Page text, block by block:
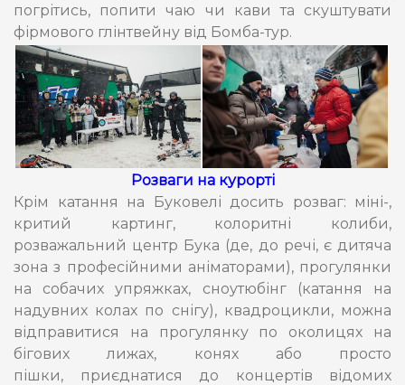
погрітись, попити чаю чи кави та скуштувати
фірмового глінтвейну від Бомба-тур.
Розваги на курорті
Крім катання на Буковелі досить розваг: міні-,
критий картинг, колоритні колиби,
розважальний центр Бука (де, до речі, є дитяча
зона з професійними аніматорами), прогулянки
на собачих упряжках, сноутюбінг (катання на
надувних колах по снігу), квадроцикли, можна
відправитися на прогулянку по околицях на
бігових лижах, конях або просто
пішки, приєднатися до концертів відомих